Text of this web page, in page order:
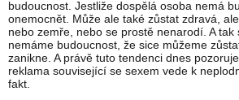
budoucnost. Jestliže dospělá osoba nemá
onemocnět. Může ale také zůstat zdravá,
nebo zemře, nebo se prostě nenarodí. A tak
nemáme budoucnost, že sice můžeme
zanikne. A právě tuto tendenci dnes
reklama související se sexem vede k
fakt.